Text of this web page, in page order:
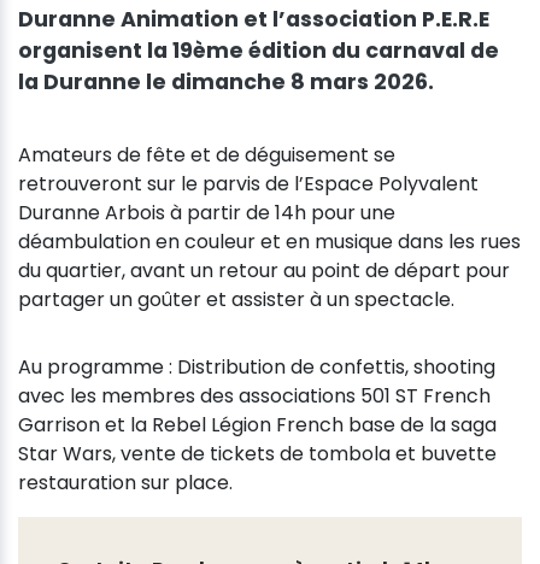
Duranne Animation et l’association P.E.R.E
organisent la 19ème édition du carnaval de
la Duranne le dimanche 8 mars 2026.
Amateurs de fête et de déguisement se
retrouveront sur le parvis de l’Espace Polyvalent
Duranne Arbois à partir de 14h pour une
déambulation en couleur et en musique dans les rues
du quartier, avant un retour au point de départ pour
partager un goûter et assister à un spectacle.
Au programme : Distribution de confettis, shooting
avec les membres des associations 501 ST French
Garrison et la Rebel Légion French base de la saga
Star Wars, vente de tickets de tombola et buvette
restauration sur place.